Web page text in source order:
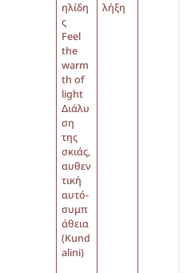
ηλίδη
ς
Feel
the
warm
th of
light
Διάλυ
ση
της
σκιάς,
αυθεν
τική
αυτό-
συμπ
άθεια
(Kund
alini)
λήξη